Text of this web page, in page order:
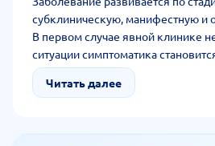
субклиническую, манифестную и
В первом случае явной клинике
ситуации симптоматика
В третьей стадии, редкой, у
общее состояние. Возникает
Читать далее